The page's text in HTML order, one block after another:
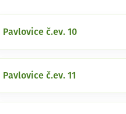
Pavlovice č.ev. 10
Pavlovice č.ev. 11